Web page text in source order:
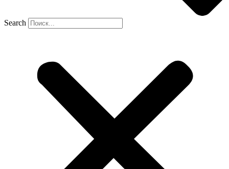
Search